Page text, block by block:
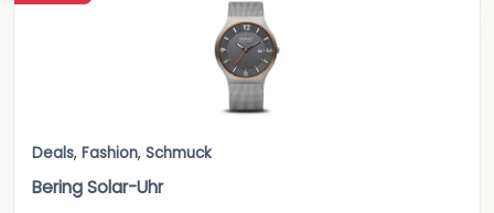
Deals, Fashion, Schmuck
Bering Solar-Uhr